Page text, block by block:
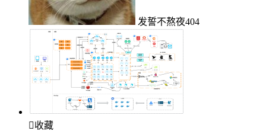
发誓不熬夜404
收藏